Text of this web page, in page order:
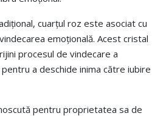
cuarțul roz este asociat cu
emoțională. Acest cristal
procesul de vindecare a
a deschide inima către iubire
pentru proprietatea sa de